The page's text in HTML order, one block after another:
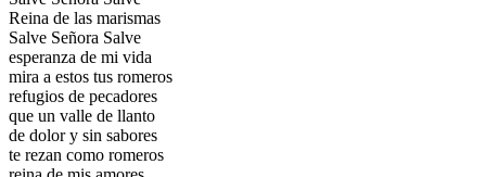
Reina de las marismas
Salve Señora Salve
esperanza de mi vida
mira a estos tus romeros
refugios de pecadores
que un valle de llanto
de dolor y sin sabores
te rezan como romeros